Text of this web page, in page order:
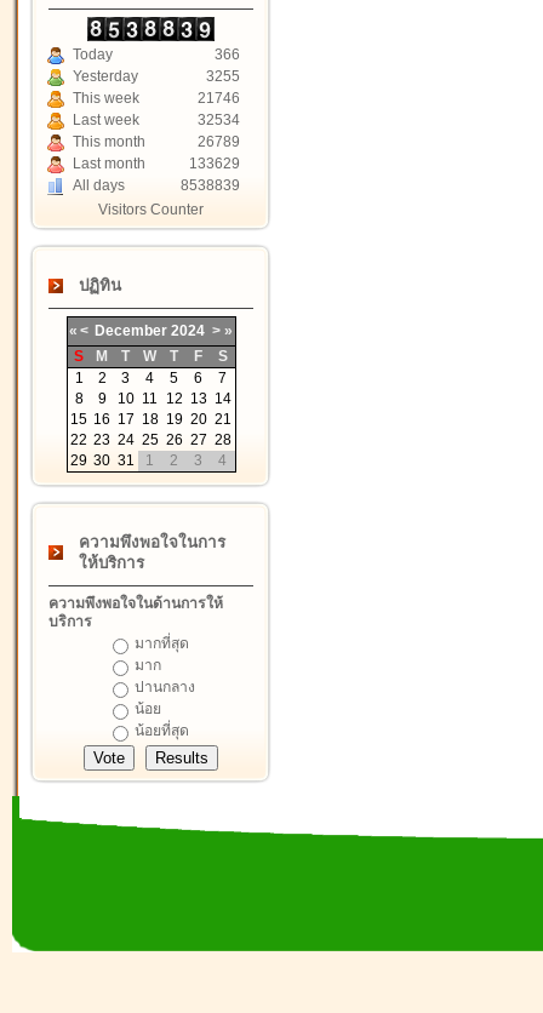
Today
366
Yesterday
3255
This week
21746
Last week
32534
This month
26789
Last month
133629
All days
8538839
Visitors Counter
ปฏิทิน
« < December 2024 > »
S
M T W T F
S
1
2 3 4 5 6
7
8
9 10 11 12 13 14
15 16 17 18 19 20 21
22 23 24 25 26 27 28
29 30 31 1 2 3 4
ความพึงพอใจในการ
ให้บริการ
ความพึงพอใจในด้านการให้
บริการ
มากที่สุด
มาก
ปานกลาง
น้อย
น้อยที่สุด